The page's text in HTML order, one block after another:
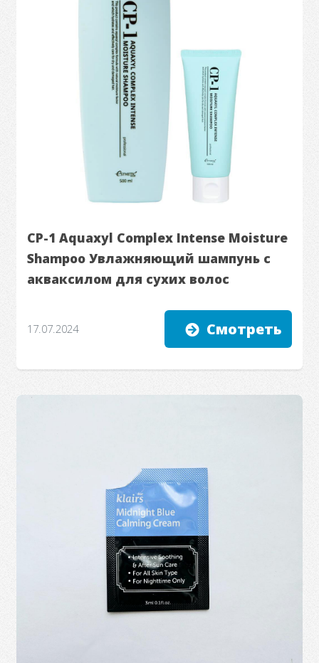
CP-1 Aquaxyl Complex Intense Moisture
Shampoo Увлажняющий шампунь с
акваксилом для сухих волос
17.07.2024 Смотреть